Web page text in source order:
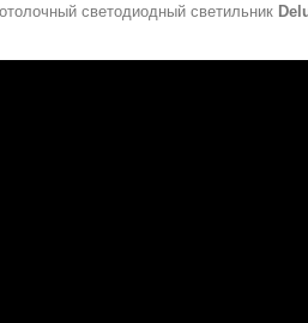
светодиодный светильник